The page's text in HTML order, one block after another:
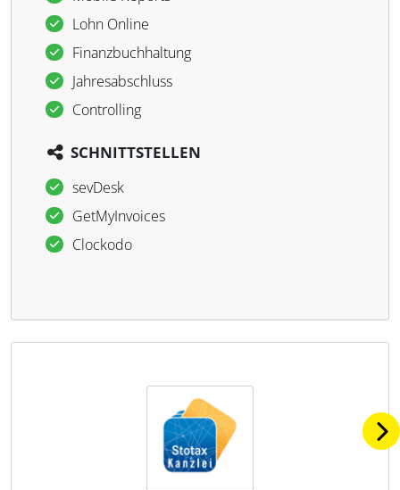
Lohn Online
Finanzbuchhaltung
Jahresabschluss
Controlling
SCHNITTSTELLEN
sevDesk
GetMyInvoices
Clockodo